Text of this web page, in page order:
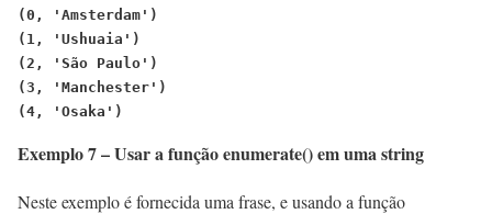
(0, 'Amsterdam')
(1, 'Ushuaia')
(2, 'São Paulo')
(3, 'Manchester')
(4, 'Osaka')
Exemplo 7 – Usar a função enumerate() em uma string
Neste exemplo é fornecida uma frase, e usando a função